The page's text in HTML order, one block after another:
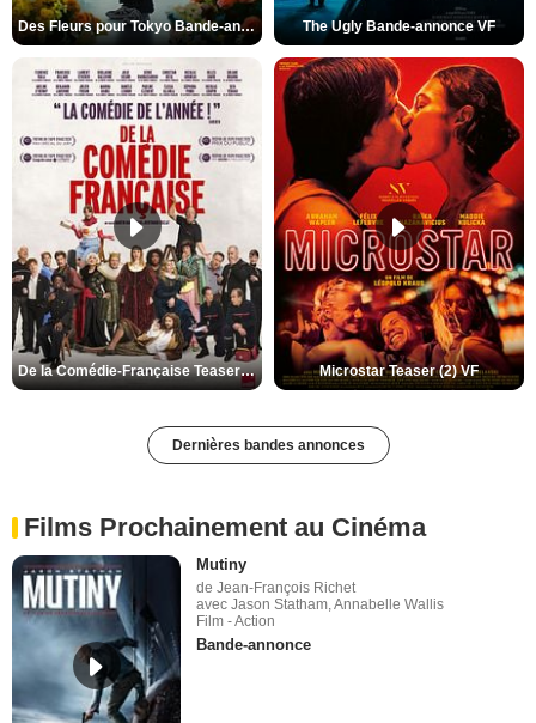
Des Fleurs pour Tokyo Bande-annonce VO STFR The Ugly Bande-annonce VF
De la Comédie-Française Teaser (3) VF Microstar Teaser (2) VF
Dernières bandes annonces
Films Prochainement au Cinéma
Mutiny
de Jean-François Richet
avec Jason Statham, Annabelle Wallis
Film - Action
Bande-annonce